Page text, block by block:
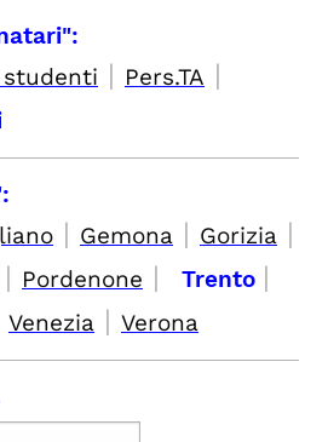
| Pers.TA |
| Gemona | Gorizia |
| Pordenone | Trento |
Venezia | Verona